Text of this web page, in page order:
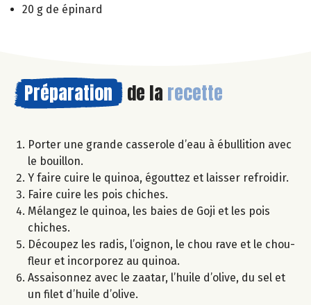
20 g de épinard
Préparation de la recette
Porter une grande casserole d’eau à ébullition avec
le bouillon.
Y faire cuire le quinoa, égouttez et laisser refroidir.
Faire cuire les pois chiches.
Mélangez le quinoa, les baies de Goji et les pois
chiches.
Découpez les radis, l’oignon, le chou rave et le chou-
fleur et incorporez au quinoa.
Assaisonnez avec le zaatar, l’huile d’olive, du sel et
un filet d’huile d’olive.